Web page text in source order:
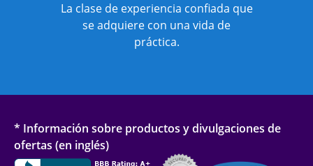
La clase de experiencia confiada que
se adquiere con una vida de
práctica.
* Información sobre productos y divulgaciones de
ofertas (en inglés)